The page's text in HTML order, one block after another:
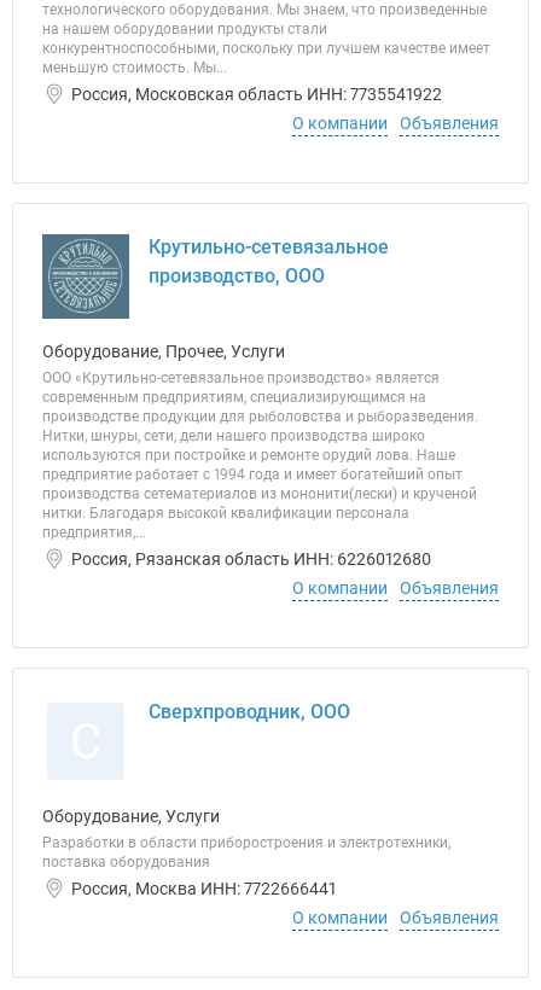
технологического оборудования. Мы знаем, что произведенные
на нашем оборудовании продукты стали
конкурентноспособными, поскольку при лучшем качестве имеет
меньшую стоимость. Мы...
Россия, Московская область ИНН: 7735541922
О компании
Объявления
Крутильно-сетевязальное
производство, ООО
Оборудование, Прочее, Услуги
ООО «Крутильно-сетевязальное производство» является
современным предприятиям, специализирующимся на
производстве продукции для рыболовства и рыборазведения.
Нитки, шнуры, сети, дели нашего производства широко
используются при постройке и ремонте орудий лова. Наше
предприятие работает с 1994 года и имеет богатейший опыт
производства сетематериалов из мононити(лески) и крученой
нитки. Благодаря высокой квалификации персонала
предприятия,...
Россия, Рязанская область ИНН: 6226012680
О компании
Объявления
Сверхпроводник, ООО
Оборудование, Услуги
Разработки в области приборостроения и электротехники,
поставка оборудования
Россия, Москва ИНН: 7722666441
О компании
Объявления